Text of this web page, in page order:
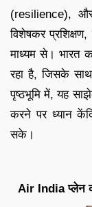
(resilience),
विशेषकर
माध्यम से। भारत
रहा है, जिसके
पृष्ठभूमि में, यह
करने पर ध्यान
सके।
Air India प्लेन